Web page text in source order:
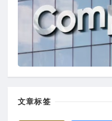
文章标签